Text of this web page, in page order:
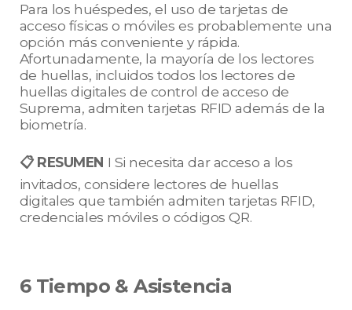
Para los huéspedes, el uso de tarjetas de
acceso físicas o móviles es probablemente una
opción más conveniente y rápida.
Afortunadamente, la mayoría de los lectores
de huellas, incluidos todos los lectores de
huellas digitales de control de acceso de
Suprema, admiten tarjetas RFID además de la
biometría.
📋 RESUMEN I Si necesita dar acceso a los
invitados, considere lectores de huellas
digitales que también admiten tarjetas RFID,
credenciales móviles o códigos QR.
6 Tiempo & Asistencia